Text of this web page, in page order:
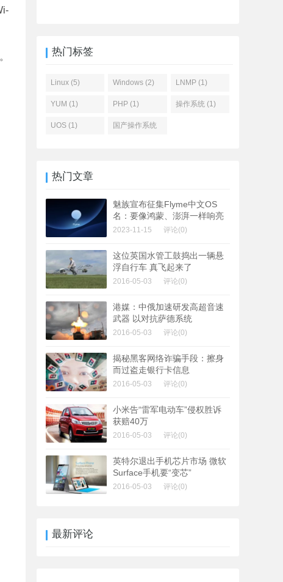
。 热门标签
Linux (5) Windows (2) LNMP (1)
YUM (1) PHP (1) 操作系统 (1)
UOS (1) 国产操作系统
热门文章
魅族宣布征集Flyme中文OS
名：要像鸿蒙、澎湃一样响亮
2023-11-15 评论(0)
这位英国水管工鼓捣出一辆悬
浮自行车 真飞起来了
2016-05-03 评论(0)
港媒：中俄加速研发高超音速
武器 以对抗萨德系统
2016-05-03 评论(0)
揭秘黑客网络诈骗手段：擦身
而过盗走银行卡信息
2016-05-03 评论(0)
小米告“雷军电动车”侵权胜诉
获赔40万
2016-05-03 评论(0)
英特尔退出手机芯片市场 微软
Surface手机要“变芯”
2016-05-03 评论(0)
最新评论